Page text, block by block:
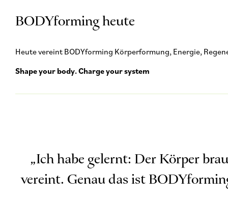
BODYforming heute
Heute vereint BODYforming Körperformung, Energie,
Shape your body. Charge your system
„Ich habe gelernt: Der Körper
vereint. Genau das ist